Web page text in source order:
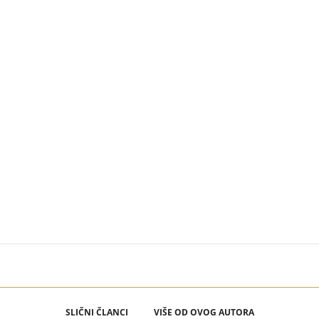
SLIČNI ČLANCI VIŠE OD OVOG AUTORA